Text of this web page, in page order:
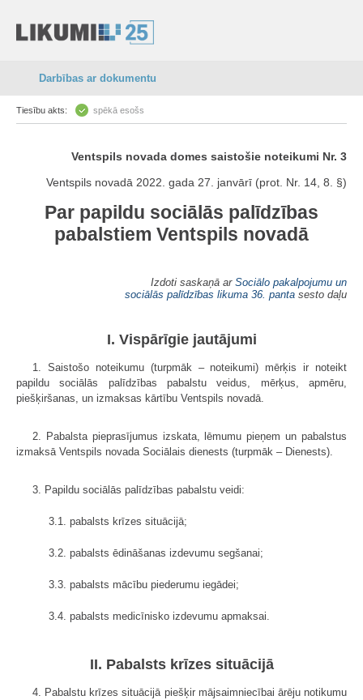
Darbības ar dokumentu
Tiesību akts: spēkā esošs
Ventspils novada domes saistošie noteikumi Nr. 3
Ventspils novadā 2022. gada 27. janvārī (prot. Nr. 14, 8. §)
Par papildu sociālās palīdzības
pabalstiem Ventspils novadā
Izdoti saskaņā ar Sociālo pakalpojumu un
sociālās palīdzības likuma 36. panta sesto daļu
I. Vispārīgie jautājumi
1. Saistošo noteikumu (turpmāk – noteikumi) mērķis ir noteikt
papildu sociālās palīdzības pabalstu veidus, mērķus, apmēru,
piešķiršanas, un izmaksas kārtību Ventspils novadā.
2. Pabalsta pieprasījumus izskata, lēmumu pieņem un pabalstus
izmaksā Ventspils novada Sociālais dienests (turpmāk – Dienests).
3. Papildu sociālās palīdzības pabalstu veidi:
3.1. pabalsts krīzes situācijā;
3.2. pabalsts ēdināšanas izdevumu segšanai;
3.3. pabalsts mācību piederumu iegādei;
3.4. pabalsts medicīnisko izdevumu apmaksai.
II. Pabalsts krīzes situācijā
4. Pabalstu krīzes situācijā piešķir mājsaimniecībai ārēju notikumu